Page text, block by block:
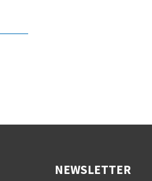
NEWSLETTER